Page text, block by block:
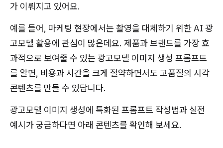
가 이뤄지고 있어요.
예를 들어, 마케팅 현장에서는 촬영을 대체하기 위한 AI 광
고모델 활용에 관심이 많은데요. 제품과 브랜드를 가장 효
과적으로 보여줄 수 있는 광고모델 이미지 생성 프롬프트
를 알면, 비용과 시간을 크게 절약하면서도 고품질의 시각
콘텐츠를 만들 수 있답니다.
광고모델 이미지 생성에 특화된 프롬프트 작성법과 실전
예시가 궁금하다면 아래 콘텐츠를 확인해 보세요.